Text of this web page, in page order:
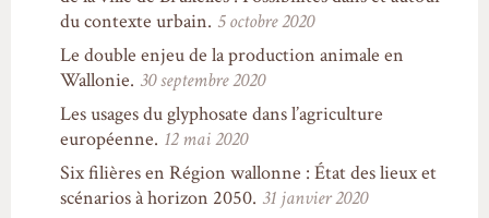
du contexte urbain. 5 octobre 2020
Le double enjeu de la production animale en
Wallonie. 30 septembre 2020
Les usages du glyphosate dans l’agriculture
européenne. 12 mai 2020
Six filières en Région wallonne : État des lieux et
scénarios à horizon 2050. 31 janvier 2020